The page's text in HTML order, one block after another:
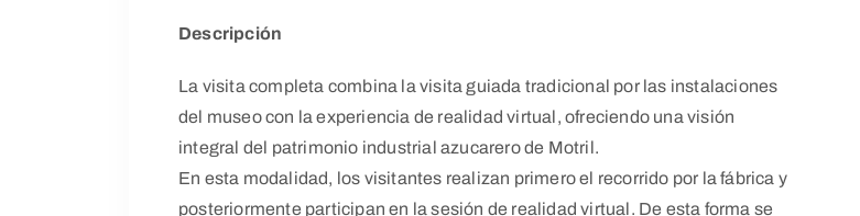
Descripción
La visita completa combina la visita guiada tradicional por las instalaciones
del museo con la experiencia de realidad virtual, ofreciendo una visión
integral del patrimonio industrial azucarero de Motril.
En esta modalidad, los visitantes realizan primero el recorrido por la fábrica y
posteriormente participan en la sesión de realidad virtual. De esta forma se